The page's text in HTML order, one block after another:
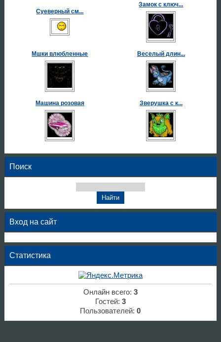
Суеверный см...
Замок с ключ...
Мшки влюбленные Веселый длин...
Машина розовая Зверушка с к...
Поиск
Вход на сайт
Статистика
Онлайн всего: 3
Гостей: 3
Пользователей:0